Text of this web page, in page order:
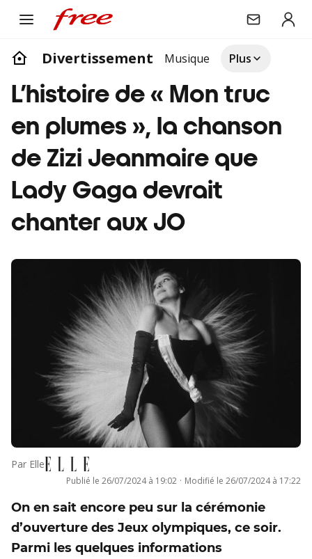
Divertissement Musique Plus
L’histoire de « Mon truc
en plumes », la chanson
de Zizi Jeanmaire que
Lady Gaga devrait
chanter aux JO
Par Elle
Publié le 26/07/2024 à 19:02 · Modifié le 26/07/2024 à 17:22
On en sait encore peu sur la cérémonie
d’ouverture des Jeux olympiques, ce soir.
Parmi les quelques informations